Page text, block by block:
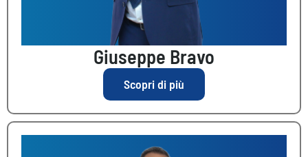
Giuseppe Bravo
Scopri di più